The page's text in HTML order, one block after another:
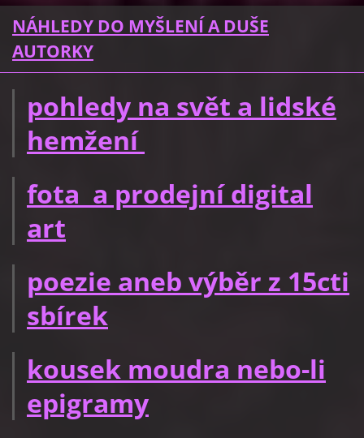
NÁHLEDY DO MYŠLENÍ A DUŠE
AUTORKY
pohledy na svět a lidské
hemžení
fota a prodejní digital
art
poezie aneb výběr z 15cti
sbírek
kousek moudra nebo-li
epigramy